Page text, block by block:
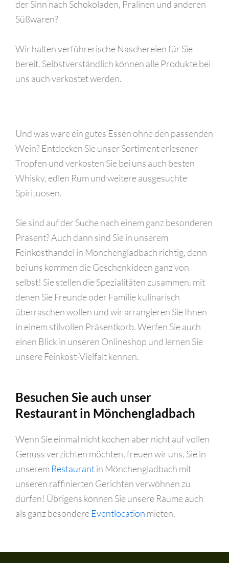
der Sinn nach Schokoladen, Pralinen und anderen
Süßwaren?
Wir halten verführerische Naschereien für Sie
bereit. Selbstverständlich können alle Produkte bei
uns auch verkostet werden.
Und was wäre ein gutes Essen ohne den passenden
Wein? Entdecken Sie unser Sortiment erlesener
Tropfen und verkosten Sie bei uns auch besten
Whisky, edlen Rum und weitere ausgesuchte
Spirituosen.
Sie sind auf der Suche nach einem ganz besonderen
Präsent? Auch dann sind Sie in unserem
Feinkosthandel in Mönchengladbach richtig, denn
bei uns kommen die Geschenkideen ganz von
selbst! Sie stellen die Spezialitäten zusammen, mit
denen Sie Freunde oder Familie kulinarisch
überraschen wollen und wir arrangieren Sie Ihnen
in einem stilvollen Präsentkorb. Werfen Sie auch
einen Blick in unseren Onlineshop und lernen Sie
unsere Feinkost-Vielfalt kennen.
Besuchen Sie auch unser
Restaurant in Mönchengladbach
Wenn Sie einmal nicht kochen aber nicht auf vollen
Genuss verzichten möchten, freuen wir uns, Sie in
unserem Restaurantin Mönchengladbach mit
unseren raffinierten Gerichten verwöhnen zu
dürfen! Übrigens können Sie unsere Räume auch
als ganz besondereEventlocation mieten.